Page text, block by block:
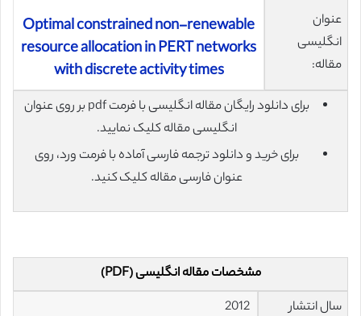
عنوان
انگلیسی
مقاله:
Optimal constrained non-renewable
resource allocation in PERT networks
with discrete activity times
برای دانلود رایگان مقاله انگلیسی با فرمت pdf بر روی عنوان
انگلیسی مقاله کلیک نمایید.
برای خرید و دانلود ترجمه فارسی آماده با فرمت ورد، روی
عنوان فارسی مقاله کلیک کنید.
مشخصات مقاله انگلیسی (PDF)
سال انتشار